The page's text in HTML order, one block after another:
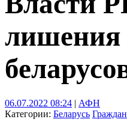
лишения
06.07.2022 08:24 | АФН
Категории: Беларусь